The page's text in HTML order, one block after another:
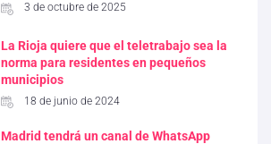
3 de octubre de 2025
La Rioja quiere que el teletrabajo sea la
norma para residentes en pequeños
municipios
18 de junio de 2024
Madrid tendrá un canal de WhatsApp